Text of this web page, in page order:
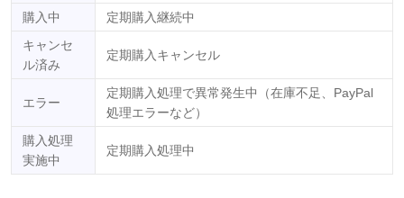
購入中
定期購入継続中
キャンセ
ル済み
定期購入キャンセル
エラー
定期購入処理で異常発生中（在庫不足、PayPal
処理エラーなど）
購入処理
実施中
定期購入処理中